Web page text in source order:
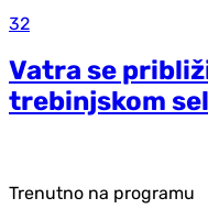
32
Vatra se
trebinjskom
Trenutno na programu